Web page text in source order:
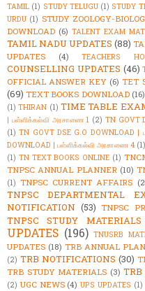
TAMIL (1) STUDY TELUGU (1) STUDY
URDU (1) STUDY ZOOLOGY-
DOWNLOAD (6) TALENT EXAM
TAMIL NADU UPDATES (88)
UPDATES
(4) TEACHERS
COUNSELLING UPDATES (46)
OFFICIAL ANSWER KEY (6) TET
(69) TEXT BOOKS DOWNLOAD (16)
(1) THIRAN (1) TIME TABLE
| பள்ளிக்கல்வி அரசாணை 1 (2) TN GOVT
(1) TN GOVT DSE G.O DOWNLOAD
DOWNLOAD | பள்ளிக்கல்வி அரசாணை 4 (1)
(1) TN TEXT BOOKS ONLINE (1)
TNPSC ANNUAL PLANNER (10)
(1) TNPSC CURRENT AFFAIRS
TNPSC DEPARTMENTAL
NOTIFICATION (53) TNPSC
TNPSC STUDY MATERIALS
UPDATES (196) TNUSRB
UPDATES (18) TRB ANNUAL
(2) TRB NOTIFICATIONS (30)
TRB STUDY MATERIALS (3) TRB
(2) UGC NEWS (4) UPS UPDATES (1)